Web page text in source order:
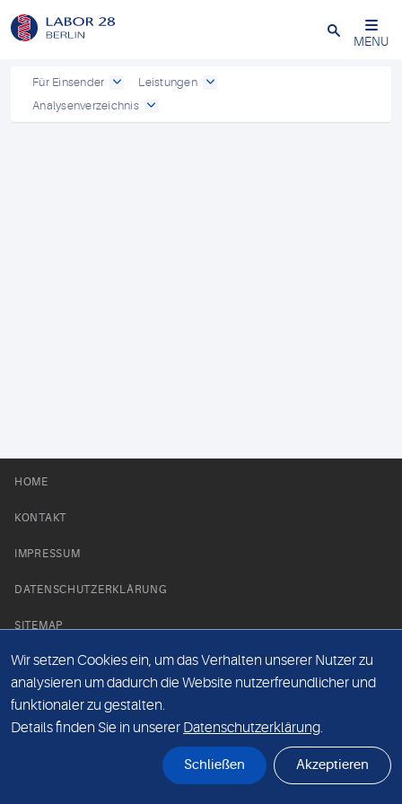
Schließen
MENU
Für Einsender
Leistungen
Analysenverzeichnis
HOME
KONTAKT
IMPRESSUM
DATENSCHUTZERKLÄRUNG
SITEMAP
NEWS PARTNER
Wir setzen Cookies ein, um das Verhalten unserer Nutzer zu
analysieren um dadurch die Website nutzerfreundlicher und
funktionaler zu gestalten.
Details finden Sie in unserer Datenschutzerklärung.
Schließen Akzeptieren